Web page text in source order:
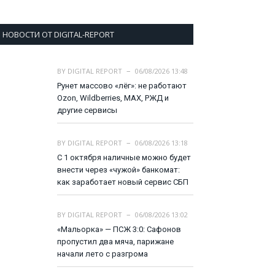
НОВОСТИ ОТ DIGITAL-REPORT
BY DIGITAL REPORT
06/08/2026 13:48
Рунет массово «лёг»: не работают
Ozon, Wildberries, MAX, РЖД и
другие сервисы
BY DIGITAL REPORT
06/08/2026 13:18
С 1 октября наличные можно будет
внести через «чужой» банкомат:
как заработает новый сервис СБП
BY DIGITAL REPORT
06/08/2026 13:02
«Мальорка» — ПСЖ 3:0: Сафонов
пропустил два мяча, парижане
начали лето с разгрома